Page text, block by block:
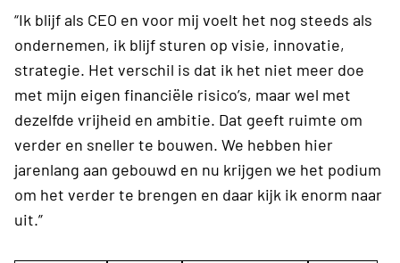
“Ik blijf als CEO en voor mij voelt het nog steeds als
ondernemen, ik blijf sturen op visie, innovatie,
strategie. Het verschil is dat ik het niet meer doe
met mijn eigen financiële risico’s, maar wel met
dezelfde vrijheid en ambitie. Dat geeft ruimte om
verder en sneller te bouwen. We hebben hier
jarenlang aan gebouwd en nu krijgen we het podium
om het verder te brengen en daar kijk ik enorm naar
uit.”